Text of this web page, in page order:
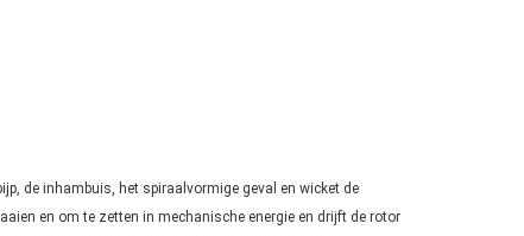
de inhambuis, het spiraalvormige geval en wicket de
en om te zetten in mechanische energie en drijft de rotor